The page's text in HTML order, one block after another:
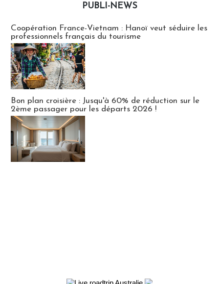
PUBLI-NEWS
Coopération France-Vietnam : Hanoï veut séduire les
professionnels français du tourisme
Bon plan croisière : Jusqu'à 60% de réduction sur le
2ème passager pour les départs 2026 !